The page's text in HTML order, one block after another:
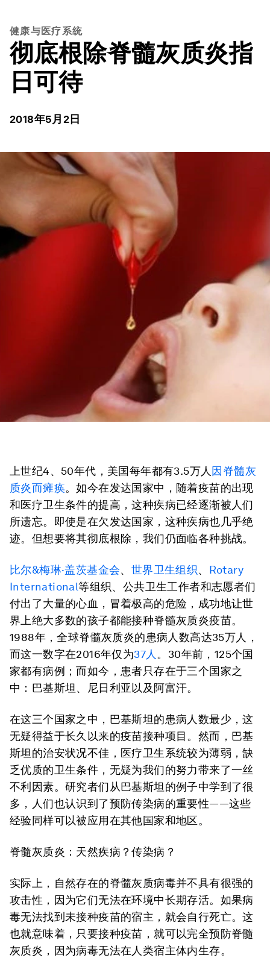
健康与医疗系统
彻底根除脊髓灰质炎指
日可待
2018年5月2日
上世纪4、50年代，美国每年都有3.5万人 因脊髓灰
质炎而瘫痪。如今在发达国家中，随着疫苗的出现
和医疗卫生条件的提高，这种疾病已经逐渐被人们
所遗忘。即使是在欠发达国家，这种疾病也几乎绝
迹。但想要将其彻底根除，我们仍面临各种挑战。
比尔&梅琳·盖茨基金会、 世界卫生组织、 Rotary
International等组织、公共卫生工作者和志愿者们
付出了大量的心血，冒着极高的危险，成功地让世
界上绝大多数的孩子都能接种脊髓灰质炎疫苗。
1988年，全球脊髓灰质炎的患病人数高达35万人，
而这一数字在2016年仅为37人 。30年前，125个国
家都有病例；而如今，患者只存在于三个国家之
中：巴基斯坦、尼日利亚以及阿富汗。
在这三个国家之中，巴基斯坦的患病人数最少，这
无疑得益于长久以来的疫苗接种项目。然而，巴基
斯坦的治安状况不佳，医疗卫生系统较为薄弱，缺
乏优质的卫生条件，无疑为我们的努力带来了一丝
不利因素。研究者们从巴基斯坦的例子中学到了很
多，人们也认识到了预防传染病的重要性——这些
经验同样可以被应用在其他国家和地区。
脊髓灰质炎：天然疾病？传染病？
实际上，自然存在的脊髓灰质病毒并不具有很强的
攻击性，因为它们无法在环境中长期存活。如果病
毒无法找到未接种疫苗的宿主，就会自行死亡。这
也就意味着，只要接种疫苗，就可以完全预防脊髓
灰质炎，因为病毒无法在人类宿主体内生存。